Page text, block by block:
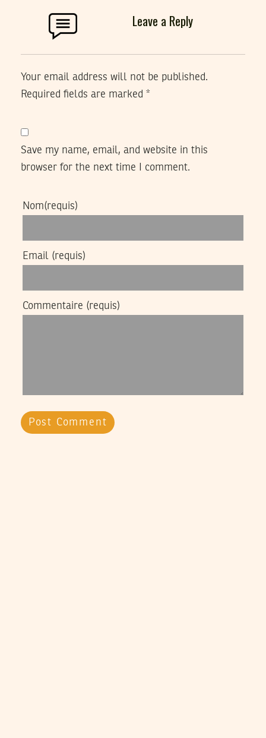
Leave a Reply
Your email address will not be published.
Required fields are marked *
Save my name, email, and website in this
browser for the next time I comment.
Nom(requis)
Email (requis)
Commentaire (requis)